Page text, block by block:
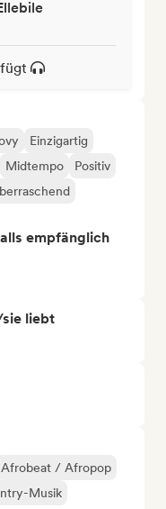
Einzigartig
Midtempo
Positiv
empfänglich
liebt
Afrobeat / Afropop
Musik